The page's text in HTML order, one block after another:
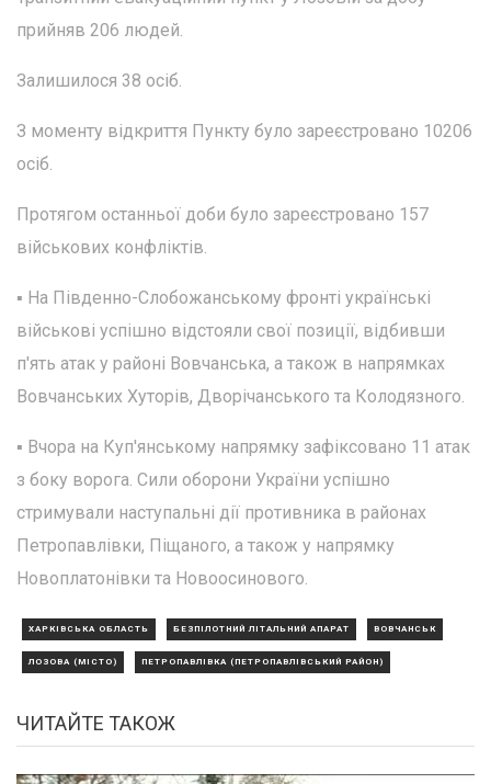
прийняв 206 людей.
Залишилося 38 осіб.
З моменту відкриття Пункту було зареєстровано 10206
осіб.
Протягом останньої доби було зареєстровано 157
військових конфліктів.
▪️ На Південно-Слобожанському фронті українські
військові успішно відстояли свої позиції, відбивши
п'ять атак у районі Вовчанська, а також в напрямках
Вовчанських Хуторів, Дворічанського та Колодязного.
▪️ Вчора на Куп'янському напрямку зафіксовано 11 атак
з боку ворога. Сили оборони України успішно
стримували наступальні дії противника в районах
Петропавлівки, Піщаного, а також у напрямку
Новоплатонівки та Новоосинового.
ХАРКІВСЬКА ОБЛАСТЬ БЕЗПІЛОТНИЙ ЛІТАЛЬНИЙ АПАРАТ ВОВЧАНСЬК
ЛОЗОВА (МІСТО) ПЕТРОПАВЛІВКА (ПЕТРОПАВЛІВСЬКИЙ РАЙОН)
ЧИТАЙТЕ ТАКОЖ